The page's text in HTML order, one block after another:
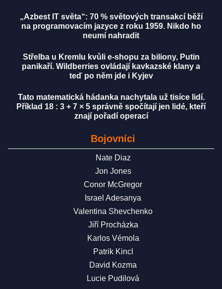
„Azbest IT světa“: 70 % světových transakcí běží
na programovacím jazyce z roku 1959. Nikdo ho
neumí nahradit
Střelba u Kremlu kvůli e-shopu za biliony, Putin
panikaří. Wildberries ovládají kavkazské klany a
teď po něm jde i Kyjev
Tato matematická hádanka nachytala už tisíce lidí.
Příklad 18 : 3 + 7 × 5 správně spočítají jen lidé, kteří
znají pořadí operací
Bojovníci
Nate Diaz
Jon Jones
Conor McGregor
Israel Adesanya
Valentina Shevchenko
Jiří Procházka
Karlos Vémola
Patrik Kincl
David Kozma
Lucie Pudilová